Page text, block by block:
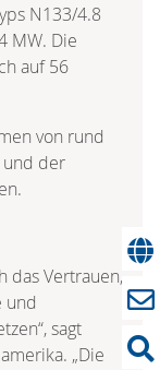
N133/4.8
MW. Die
auf 56
von rund
und der
das Vertrauen,
und
sagt
„Die